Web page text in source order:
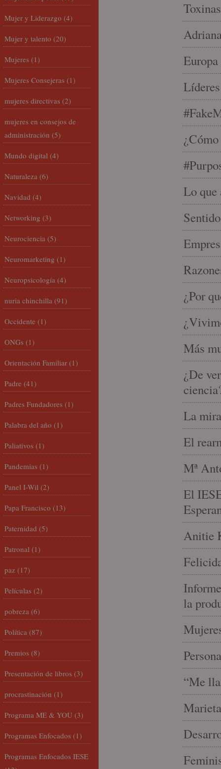
Lo que
¿Por
Más
¿De
La
El
Mª
El
Anitie
la
“Me
Mujer y Liderazgo (4)
Mujer y talento (20)
Mujeres (1)
Mujeres Consejeras (1)
mujeres directivas (2)
mujeres en consejos de
administración (5)
Mundo digital (4)
Naturaleza (6)
Navidad (4)
Networking (3)
Neurociencia (5)
Neuromarketing (1)
Neuropsicología (4)
nuria chinchilla (91)
Occidente (1)
ONGs (1)
Orientación Familiar (1)
Padre (41)
Padres Fundadores (1)
Palabra del año (1)
Paliativos (1)
Pandemias (1)
Panel I-Wil (2)
Papa Francisco (13)
Paternidad (5)
Patronal (1)
paz (17)
Películas (2)
pobreza (6)
Política (87)
Premios (8)
Presentación de libros (3)
procrastinación (1)
Programa ME & YOU (3)
Programas Enfocados (1)
Programas Enfocados IESE